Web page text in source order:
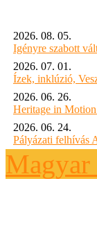
2026. 08. 05.
Igényre szabott
2026. 07. 01.
Ízek, inklúzió,
2026. 06. 26.
Heritage in
2026. 06. 24.
Pályázati felhívás